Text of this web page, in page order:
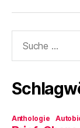
nach:
Anthologie